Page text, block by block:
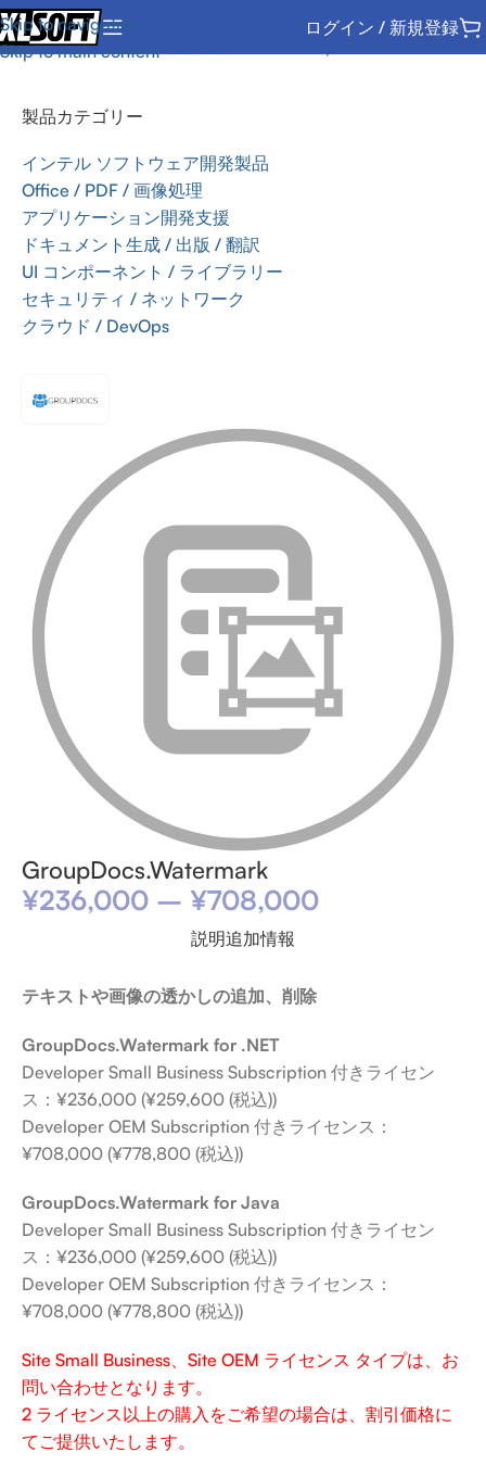
Skip to navigation
Skip to main content
ログイン / 新規登録
ホーム/Office / PDF / 画像処理
製品カテゴリー
インテル ソフトウェア開発製品
Office / PDF / 画像処理
アプリケーション開発支援
ドキュメント生成 / 出版 / 翻訳
UI コンポーネント / ライブラリー
セキュリティ / ネットワーク
クラウド / DevOps
GroupDocs.Watermark
¥236,000 – ¥708,000
説明追加情報
テキストや画像の透かしの追加、削除
GroupDocs.Watermark for .NET
Developer Small Business Subscription 付きライセン
ス：¥236,000 (¥259,600 (税込))
Developer OEM Subscription 付きライセンス：
¥708,000 (¥778,800 (税込))
GroupDocs.Watermark for Java
Developer Small Business Subscription 付きライセン
ス：¥236,000 (¥259,600 (税込))
Developer OEM Subscription 付きライセンス：
¥708,000 (¥778,800 (税込))
Site Small Business、Site OEM ライセンス タイプは、お
問い合わせとなります。
2 ライセンス以上の購入をご希望の場合は、割引価格に
てご提供いたします。